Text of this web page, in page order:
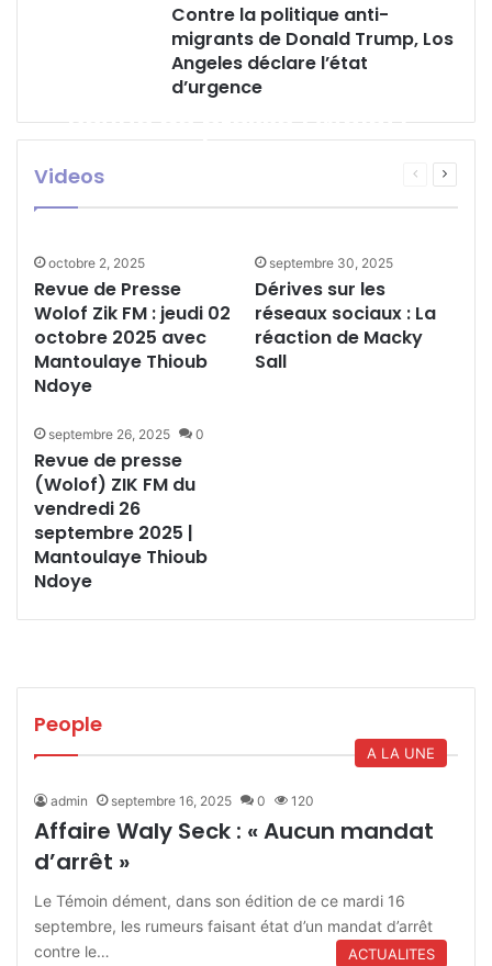
Contre la politique anti-
migrants de Donald Trump, Los
Angeles déclare l’état
d’urgence
Videos
PagePage
Revue de presse (Wolof)
octobre 2025 | Par
Ndoye
octobre 2, 2025
Revue de Presse
Wolof Zik FM : jeudi 02
octobre 2025 avec
Mantoulaye Thioub
Ndoye
septembre 30, 2025
Dérives sur les
réseaux sociaux : La
réaction de Macky
Sall
septembre 26, 2025 0
Revue de presse
(Wolof) ZIK FM du
vendredi 26
septembre 2025 |
Mantoulaye Thioub
Ndoye
People
A LA UNE
admin septembre 16, 2025 0 120
Affaire Waly Seck : « Aucun mandat
d’arrêt »
Le Témoin dément, dans son édition de ce mardi 16
septembre, les rumeurs faisant état d’un mandat d’arrêt
contre le…
ACTUALITES